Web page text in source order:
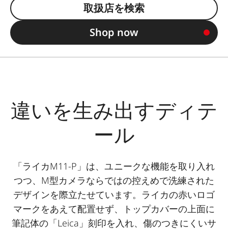
取扱店を検索
Shop now
違いを生み出すディテ
ール
「ライカM11-P」は、ユニークな機能を取り入れ
つつ、M型カメラならではの控えめで洗練された
デザインを際立たせています。ライカの赤いロゴ
マークをあえて配置せず、トップカバーの上面に
筆記体の「Leica」刻印を入れ、傷のつきにくいサ